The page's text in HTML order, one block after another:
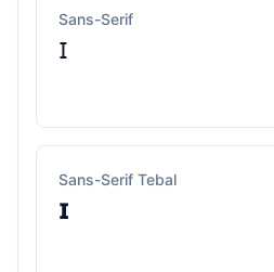
Sans-Serif
𝖨
Sans-Serif Tebal
𝗜